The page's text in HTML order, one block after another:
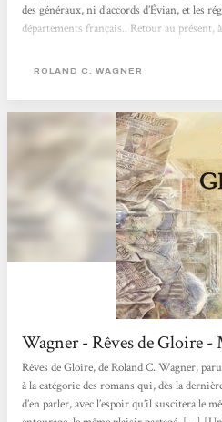
des généraux, ni d’accords d’Évian, et les
départements français.. Retour au
pièce rare des années...
ROLAND C. WAGNER
Wagner - Rêves de Gloire
Rêves de Gloire, de Roland C. Wagner,
à la catégorie des romans qui, dès la
d’en parler, avec l’espoir qu’il suscitera le